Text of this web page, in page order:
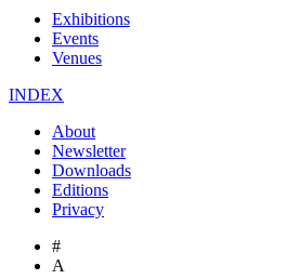
Exhibitions
Events
Venues
INDEX
About
Newsletter
Downloads
Editions
Privacy
#
A